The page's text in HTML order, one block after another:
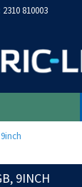
2310 810003
9INCH